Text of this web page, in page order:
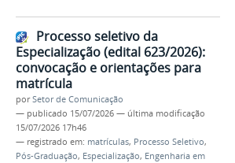
Processo seletivo da
Especialização (edital 623/2026):
convocação e orientações para
matrícula
porSetor de Comunicação
— publicado 15/07/2026 — última modificação
15/07/2026 17h46
— registrado em: matrículas, Processo Seletivo,
Pós-Graduação, Especialização, Engenharia em